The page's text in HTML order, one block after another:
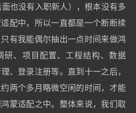
也没有入职新人），根本没有多
配中，所以一直都是一个断断续
有我能偶尔抽出一点时间来做鸿
研、项目配置、工程结构、数据
、登录注册等。直到十一之后，
两个多月略微空闲的时间，才能
蒙适配之中。整体来说，我们取